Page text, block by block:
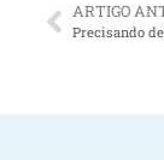
ARTIGO